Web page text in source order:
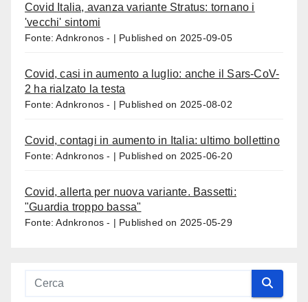
Covid Italia, avanza variante Stratus: tornano i
'vecchi' sintomi
Fonte: Adnkronos - Published on 2025-09-05
Covid, casi in aumento a luglio: anche il Sars-CoV-
2 ha rialzato la testa
Fonte: Adnkronos - Published on 2025-08-02
Covid, contagi in aumento in Italia: ultimo bollettino
Fonte: Adnkronos - Published on 2025-06-20
Covid, allerta per nuova variante. Bassetti:
"Guardia troppo bassa"
Fonte: Adnkronos - Published on 2025-05-29